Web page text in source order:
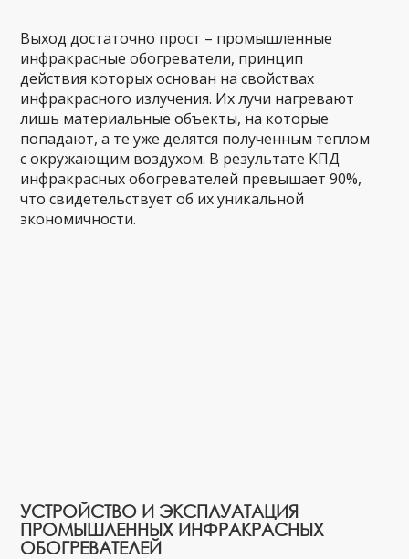
Выход достаточно прост – промышленные
инфракрасные обогреватели, принцип
действия которых основан на свойствах
инфракрасного излучения. Их лучи нагревают
лишь материальные объекты, на которые
попадают, а те уже делятся полученным теплом
с окружающим воздухом. В результате КПД
инфракрасных обогревателей превышает 90%,
что свидетельствует об их уникальной
экономичности.
УСТРОЙСТВО И ЭКСПЛУАТАЦИЯ
ПРОМЫШЛЕННЫХ ИНФРАКРАСНЫХ
ОБОГРЕВАТЕЛЕЙ